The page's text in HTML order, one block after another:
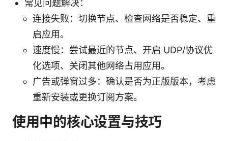
常见问题解决：
连接失败：切换节点、检查网络是否稳定、重
启应用。
速度慢：尝试最近的节点、开启 UDP/协议优
化选项、关闭其他网络占用应用。
广告或弹窗过多：确认是否为正版版本，考虑
重新安装或更换订阅方案。
使用中的核心设置与技巧